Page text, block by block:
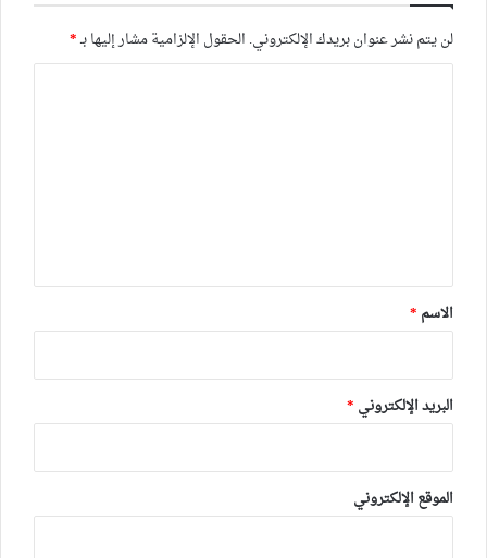
لن يتم نشر عنوان بريدك الإلكتروني. الحقول الإلزامية مشار إليها بـ*
*
الاسم *
البريد الإلكتروني *
الموقع الإلكتروني